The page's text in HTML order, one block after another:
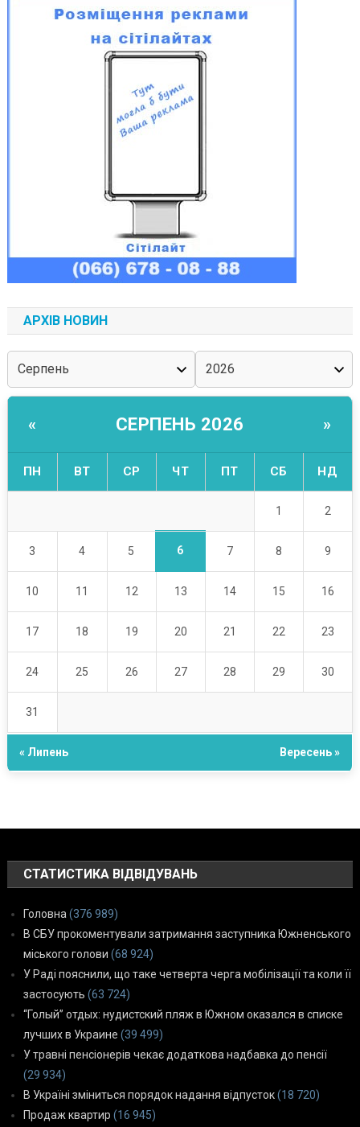
АРХІВ НОВИН
« СЕРПЕНЬ 2026 »
ПН ВТ СР ЧТ ПТ СБ НД
1 2
3 4 5 6 7 8 9
10 11 12 13 14 15 16
17 18 19 20 21 22 23
24 25 26 27 28 29 30
31
« Липень Вересень »
СТАТИСТИКА ВІДВІДУВАНЬ
Головна (376 989)
В СБУ прокоментували затримання заступника Южненського
міського голови (68 924)
У Раді пояснили, що таке четверта черга мобілізації та коли її
застосують (63 724)
“Голый” отдых: нудистский пляж в Южном оказался в списке
лучших в Украине (39 499)
У травні пенсіонерів чекає додаткова надбавка до пенсії
(29 934)
В Україні зміниться порядок надання відпусток(18 720)
Продаж квартир (16 945)